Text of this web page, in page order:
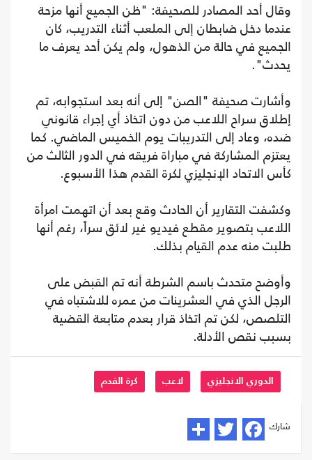
وقال أحد المصادر للصحيفة: "ظن الجميع أنها مزحة
عندما دخل ضابطان إلى الملعب أثناء التدريب، كان
الجميع في حالة من الذهول، ولم يكن أحد يعرف ما
يحدث".
وأشارت صحيفة "الصن" إلى أنه بعد استجوابه، تم
إطلاق سراح اللاعب من دون اتخاذ أي إجراء قانوني
ضده، وعاد إلى التدريبات يوم الخميس الماضي. كما
يعتزم المشاركة في مباراة فريقه في الدور الثالث من
كأس الاتحاد الإنجليزي لكرة القدم هذا الأسبوع.
وكشفت التقارير أن الحادث وقع بعد أن اتهمت امرأة
اللاعب بتصوير مقطع فيديو غير لائق سراً، رغم أنها
طلبت منه عدم القيام بذلك.
وأوضح متحدث باسم الشرطة أنه تم القبض على
الرجل الذي في العشرينات من عمره للاشتباه في
التلصص، لكن تم اتخاذ قرار بعدم متابعة القضية
بسبب نقص الأدلة.
الدوري الانجليزي لاعب كرة القدم
شارك